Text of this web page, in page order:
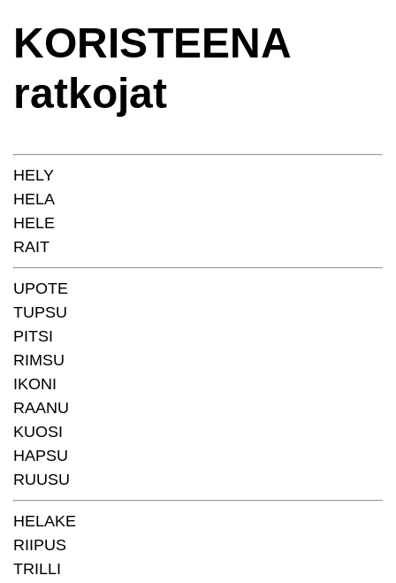
KORISTEENA
ratkojat
HELY
HELA
HELE
RAIT
UPOTE
TUPSU
PITSI
RIMSU
IKONI
RAANU
KUOSI
HAPSU
RUUSU
HELAKE
RIIPUS
TRILLI